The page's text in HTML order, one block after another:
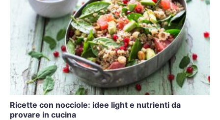
Ricette con nocciole: idee light e nutrienti da
provare in cucina